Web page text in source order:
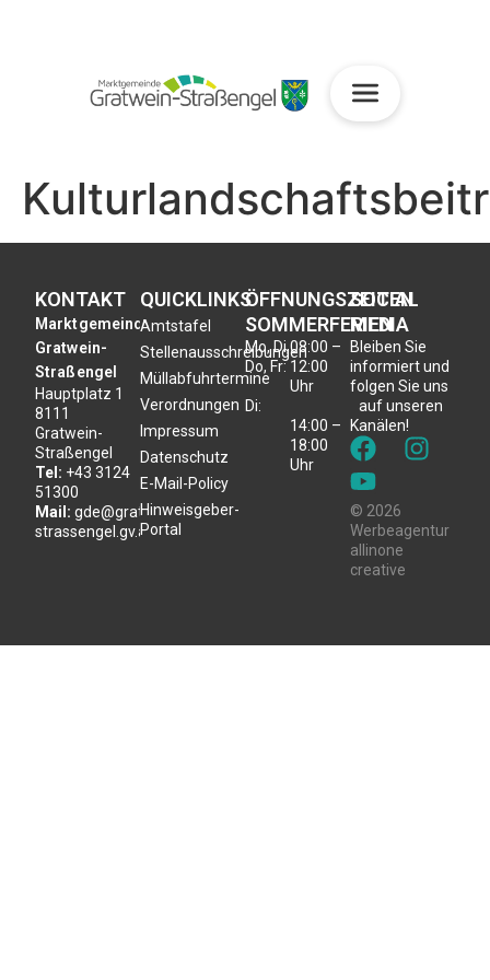
KONTAKT
Marktgemeinde
Gratwein-
Straßengel
Hauptplatz 1
8111
Gratwein-
Straßengel
Tel: +43 3124
51300
Mail: gde@gratwein-
strassengel.gv.at
QUICKLINKS
Amtstafel
Stellenausschreibungen
Müllabfuhrtermine
Verordnungen
Impressum
Datenschutz
E-Mail-Policy
Hinweisgeber-
Portal
ÖFFNUNGSZEITEN
SOMMERFERIEN
Mo, Di,
Do, Fr:
Di:
08:00 –
12:00
Uhr
14:00 –
18:00
Uhr
SOCIAL
MEDIA
Bleiben Sie
informiert und
folgen Sie uns
auf unseren
Kanälen!
© 2026
Werbeagentur
allinone
creative